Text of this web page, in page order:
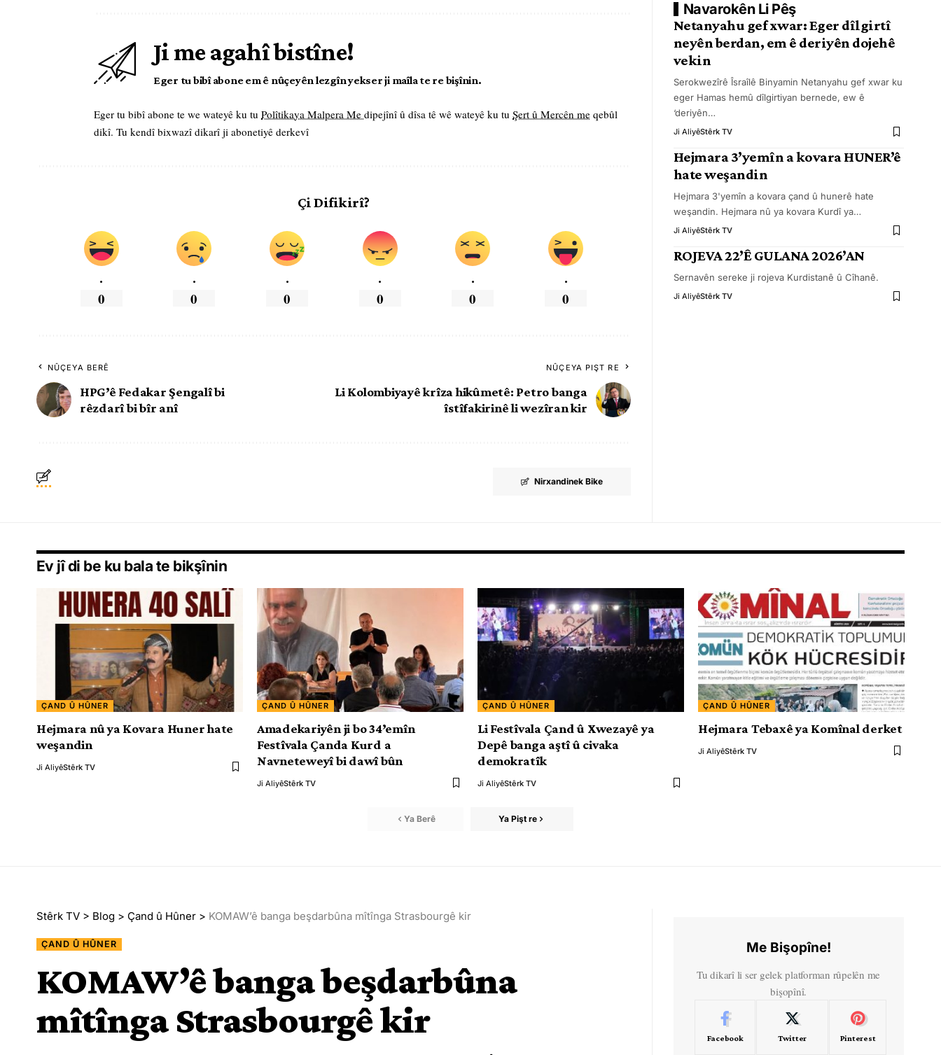
Ji me agahî bistîne!
Eger tu bibî abone em ê nûçeyên lezgîn yekser ji maîla te re bişînin.
Eger tu bibî abone te we wateyê ku tu Polîtikaya Malpera Me dipejînî û dîsa tê wê wateyê ku tu Şert û Mercên me qebûl
dikî. Tu kendî bixwazî dikarî ji abonetiyê derkevî
Çi Difikirî?
.
0
.
0
.
0
.
0
.
0
.
0
NÛÇEYA BERÊ
HPG’ê Fedakar Şengalî bi
rêzdarî bi bîr anî
NÛÇEYA PIŞT RE
Li Kolombiyayê krîza hikûmetê: Petro banga
îstîfakirinê li wezîran kir
Nirxandinek Bike
Navarokên Li Pêş
Netanyahu gef xwar: Eger dîlgirtî
neyên berdan, em ê deriyên dojehê
vekin
Serokwezîrê Îsraîlê Binyamin Netanyahu gef xwar ku
eger Hamas hemû dîlgirtiyan bernede, ew ê
‘deriyên…
Ji AliyêStêrk TV
Hejmara 3’yemîn a kovara HUNER’ê
hate weşandin
Hejmara 3'yemîn a kovara çand û hunerê hate
weşandin. Hejmara nû ya kovara Kurdî ya…
Ji AliyêStêrk TV
ROJEVA 22’Ê GULANA 2026’AN
Sernavên sereke ji rojeva Kurdistanê û Cîhanê.
Ji AliyêStêrk TV
Ev jî di be ku bala te bikşînin
ÇAND Û HÛNER
Hejmara nû ya Kovara Huner hate
weşandin
Ji AliyêStêrk TV
ÇAND Û HÛNER
Amadekariyên ji bo 34’emîn
Festîvala Çanda Kurd a
Navneteweyî bi dawî bûn
Ji AliyêStêrk TV
ÇAND Û HÛNER
Li Festîvala Çand û Xwezayê ya
Depê banga aştî û civaka
demokratîk
Ji AliyêStêrk TV
ÇAND Û HÛNER
Hejmara Tebaxê ya Komînal derket
Ji AliyêStêrk TV
Ya Berê Ya Pişt re
Stêrk TV > Blog > Çand û Hûner > KOMAW’ê banga beşdarbûna mîtînga Strasbourgê kir
ÇAND Û HÛNER
KOMAW’ê banga beşdarbûna
mîtînga Strasbourgê kir
Me Bişopîne!
Tu dikarî li ser gelek platforman rûpelên me
bişopînî.
Facebook Twitter Pinterest